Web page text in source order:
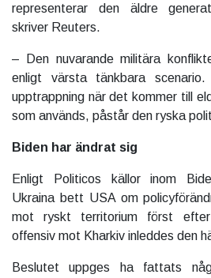
representerar den äldre
skriver Reuters.
– Den nuvarande militära
enligt värsta tänkbara
upptrappning när det kommer till
som används, påstår den ryska
Biden har ändrat sig
Enligt Politicos källor inom
Ukraina bett USA om
mot ryskt territorium först
offensiv mot Kharkiv inleddes den
Beslutet uppges ha fattats